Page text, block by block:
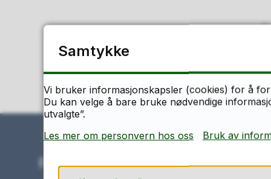
Ring oss
Samtykke
Vi bruker informasjonskapsler (cookies) for å
Du kan velge å bare bruke nødvendige
utvalgte”.
Les mer om personvern hos oss
Bruk av